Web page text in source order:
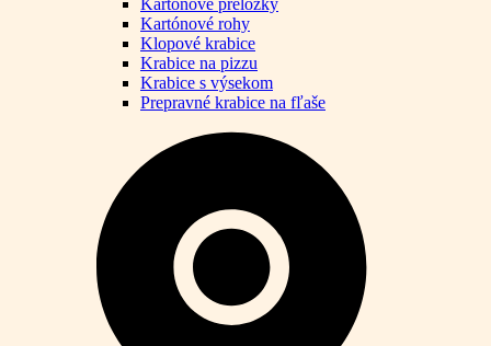
Kartónové preložky
Kartónové rohy
Klopové krabice
Krabice na pizzu
Krabice s výsekom
Prepravné krabice na fľaše